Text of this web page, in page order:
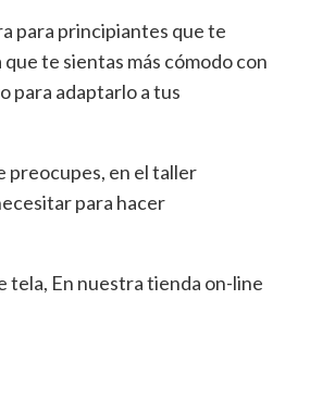
para principiantes que te
te sientas más cómodo con
para adaptarlo a tus
preocupes, en el taller
para hacer
tela, En nuestra tienda on-line